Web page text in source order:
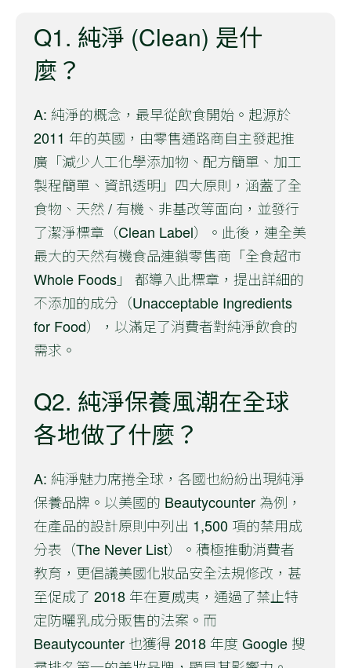
Q1. 純淨 (Clean) 是什
麼？
A: 純淨的概念，最早從飲食開始。起源於
2011 年的英國，由零售通路商自主發起推
廣「減少人工化學添加物、配方簡單、加工
製程簡單、資訊透明」四大原則，涵蓋了全
食物、天然 / 有機、非基改等面向，並發行
了潔淨標章（Clean Label）。此後，連全美
最大的天然有機食品連鎖零售商「全食超市
Whole Foods」 都導入此標章，提出詳細的
不添加的成分（Unacceptable Ingredients
for Food），以滿足了消費者對純淨飲食的
需求。
Q2. 純淨保養風潮在全球
各地做了什麼？
A: 純淨魅力席捲全球，各國也紛紛出現純淨
保養品牌。以美國的 Beautycounter 為例，
在產品的設計原則中列出 1,500 項的禁用成
分表（The Never List）。積極推動消費者
教育，更倡議美國化妝品安全法規修改，甚
至促成了 2018 年在夏威夷，通過了禁止特
定防曬乳成分販售的法案。而
Beautycounter 也獲得 2018 年度 Google 搜